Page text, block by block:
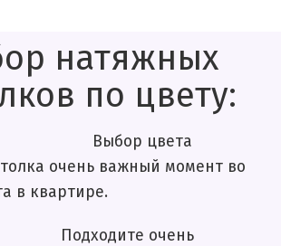
натяжных
по цвету:
цвета
очень важный момент во
в квартире.
очень